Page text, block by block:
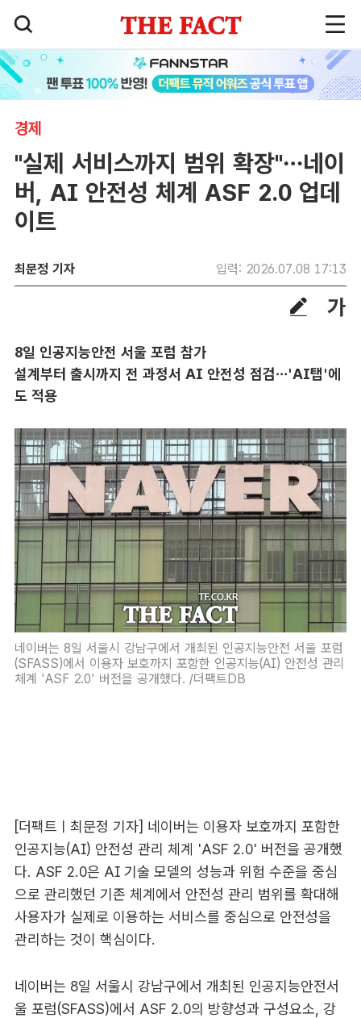
경제
"실제 서비스까지 범위 확장"…네이
버, AI 안전성 체계 ASF 2.0 업데
이트
최문정 기자 입력: 2026.07.08 17:13
8일 인공지능안전 서울 포럼 참가
설계부터 출시까지 전 과정서 AI 안전성 점검…'AI탭'에
도 적용
네이버는 8일 서울시 강남구에서 개최된 인공지능안전 서울 포럼
(SFASS)에서 이용자 보호까지 포함한 인공지능(AI) 안전성 관리
체계 'ASF 2.0' 버전을 공개했다. /더팩트DB
[더팩트ㅣ최문정 기자] 네이버는 이용자 보호까지 포함한
인공지능(AI) 안전성 관리 체계 'ASF 2.0' 버전을 공개했
다. ASF 2.0은 AI 기술 모델의 성능과 위험 수준을 중심
으로 관리했던 기존 체계에서 안전성 관리 범위를 확대해
사용자가 실제로 이용하는 서비스를 중심으로 안전성을
관리하는 것이 핵심이다.
네이버는 8일 서울시 강남구에서 개최된 인공지능안전서
울 포럼(SFASS)에서 ASF 2.0의 방향성과 구성요소, 강